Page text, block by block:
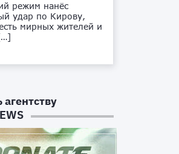
режим нанёс
удар по Кирову,
мирных жителей и